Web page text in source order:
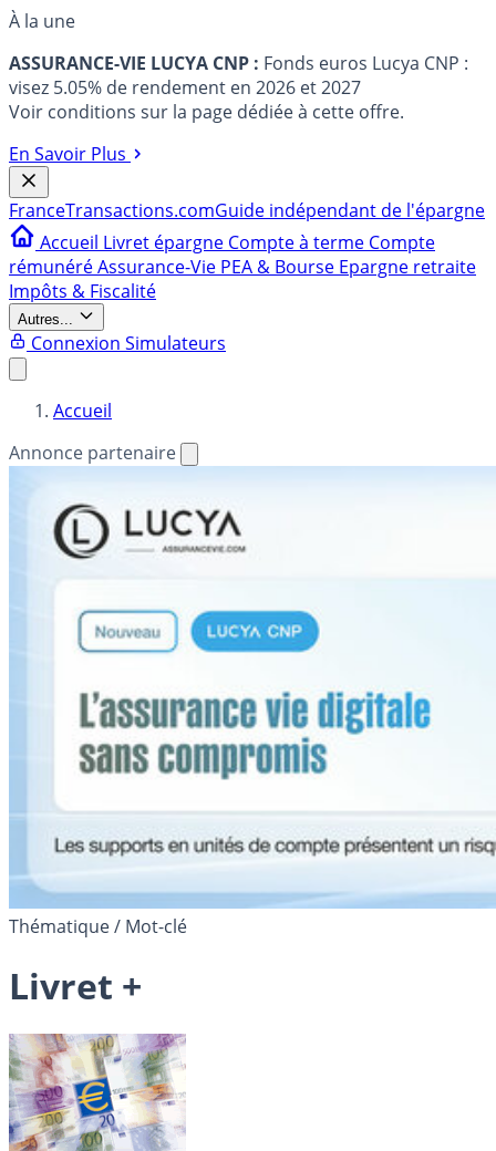
À la une
ASSURANCE-VIE LUCYA CNP : Fonds euros Lucya CNP :
visez 5.05% de rendement en 2026 et 2027
Voir conditions sur la page dédiée à cette offre.
En Savoir Plus
FranceTransactions.comGuide indépendant de l'épargne
Accueil Livret épargne Compte à terme Compte
rémunéréAssurance-Vie PEA & Bourse Epargne retraite
Impôts & Fiscalité
Autres...
Connexion Simulateurs
Accueil
Annonce partenaire
Thématique / Mot-clé
Livret +